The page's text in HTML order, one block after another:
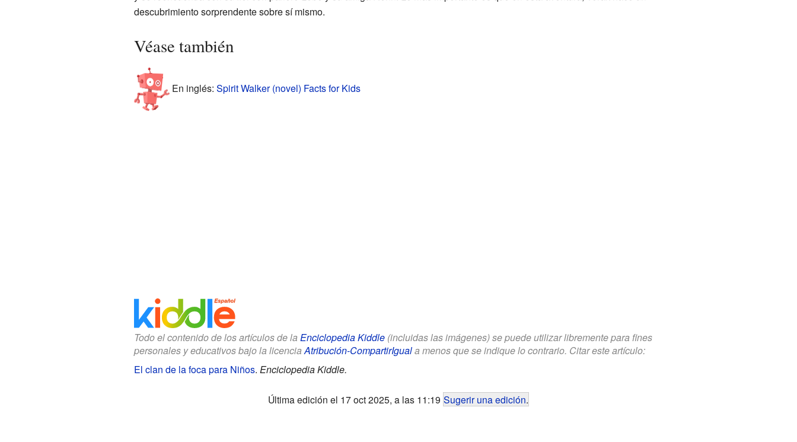
descubrimiento sorprendente sobre sí mismo.
Véase también
En inglés: Spirit Walker (novel) Facts for Kids
Todo el contenido de los artículos de la Enciclopedia Kiddle(incluidas las imágenes) se puede utilizar libremente para fines
personales y educativos bajo la licenciaAtribución-CompartirIguala menos que se indique lo contrario. Citar este artículo:
El clan de la foca para Niños. Enciclopedia Kiddle.
Última edición el 17 oct 2025, a las 11:19 Sugerir una edición.